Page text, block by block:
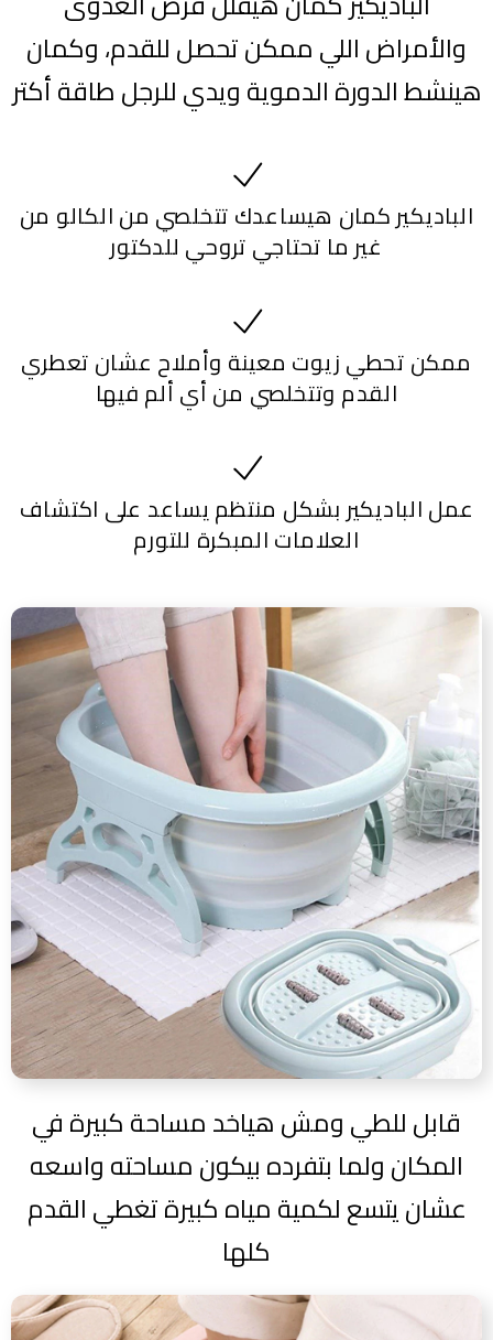
والأمراض اللي ممكن تحصل للقدم، وكمان
هينشط الدورة الدموية ويدي للرجل طاقة أكتر
الباديكير كمان هيساعدك تتخلصي من الكالو من
غير ما تحتاجي تروحي للدكتور
ممكن تحطي زيوت معينة وأملاح عشان تعطري
القدم وتتخلصي من أي ألم فيها
عمل الباديكير بشكل منتظم يساعد على اكتشاف
العلامات المبكرة للتورم
قابل للطي ومش هياخد مساحة كبيرة في
المكان ولما بتفرده بيكون مساحته واسعه
عشان يتسع لكمية مياه كبيرة تغطي القدم
كلها